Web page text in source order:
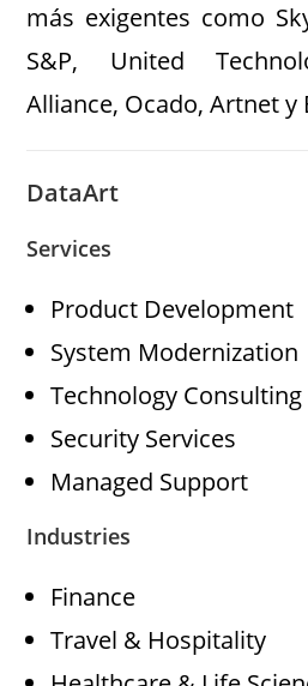
más exigentes como
S&P, United
Alliance, Ocado, Artnet y
DataArt
Services
Product Development
System Modernization
Technology Consulting
Security Services
Managed Support
Industries
Finance
Travel & Hospitality